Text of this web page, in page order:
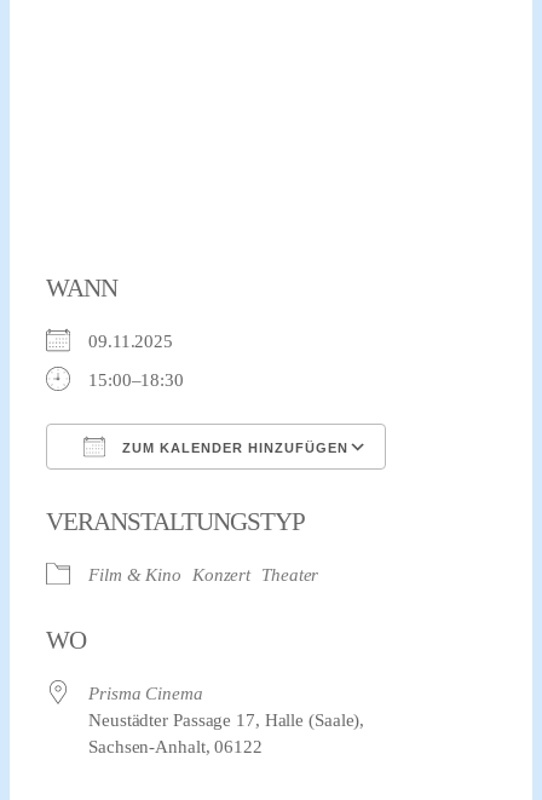
WANN
09.11.2025
15:00–18:30
ZUM KALENDER HINZUFÜGEN
VERANSTALTUNGSTYP
Film & Kino Konzert Theater
WO
Prisma Cinema
Neustädter Passage 17, Halle (Saale),
Sachsen-Anhalt, 06122